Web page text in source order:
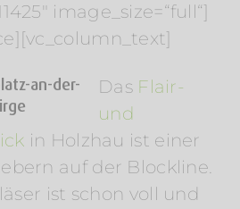
image_size=“full“]
Das Flair-
und
in Holzhau ist einer
auf der Blockline.
ist schon voll und